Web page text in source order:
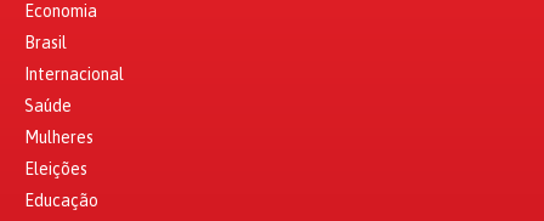
Economia
Brasil
Internacional
Saúde
Mulheres
Eleições
Educação